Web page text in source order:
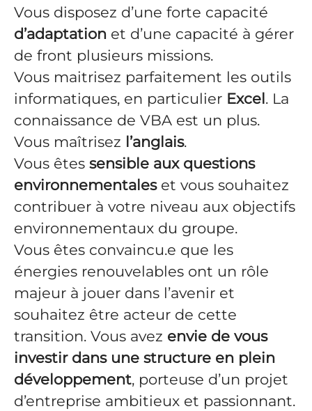
Vous disposez d’une forte capacité
d’adaptation et d’une capacité à gérer
de front plusieurs missions.
Vous maitrisez parfaitement les outils
informatiques, en particulier Excel. La
connaissance de VBA est un plus.
Vous maîtrisez l’anglais.
Vous êtes sensible aux questions
environnementales et vous souhaitez
contribuer à votre niveau aux objectifs
environnementaux du groupe.
Vous êtes convaincu.e que les
énergies renouvelables ont un rôle
majeur à jouer dans l’avenir et
souhaitez être acteur de cette
transition. Vous avez envie de vous
investir dans une structure en plein
développement, porteuse d’un projet
d’entreprise ambitieux et passionnant.